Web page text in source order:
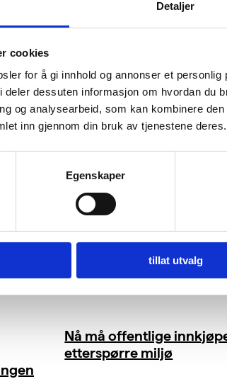
Detaljer
cookies
for å gi innhold og annonser et
dessuten informasjon om hvordan du
og analysearbeid, som kan kombinere
inn gjennom din bruk av tjenestene deres.
Egenskaper
tillat utvalg
Nå må offentlige
etterspørre miljø